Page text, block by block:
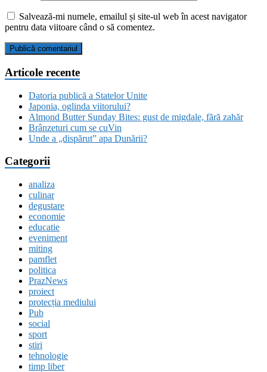
Salvează-mi numele, emailul și site-ul web în acest navigator
pentru data viitoare când o să comentez.
Articole recente
Datoria publică a Statelor Unite
Japonia, oglinda viitorului?
Almond Butter Sunday Bites: gust de migdale, fără zahăr
Brânzeturi cum se cuVin
Unde a „dispărut” apa Dunării?
Categorii
analiza
culinar
degustare
economie
educatie
eveniment
miting
pamflet
politica
PrazNews
proiect
protecția mediului
Pub
social
sport
stiri
tehnologie
timp liber